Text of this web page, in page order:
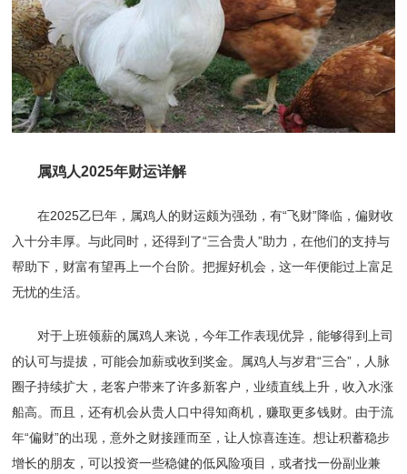
属鸡人2025年财运详解
在2025乙巳年，属鸡人的财运颇为强劲，有“飞财”降临，偏财收
入十分丰厚。与此同时，还得到了“三合贵人”助力，在他们的支持与
帮助下，财富有望再上一个台阶。把握好机会，这一年便能过上富足
无忧的生活。
对于上班领薪的属鸡人来说，今年工作表现优异，能够得到上司
的认可与提拔，可能会加薪或收到奖金。属鸡人与岁君“三合”，人脉
圈子持续扩大，老客户带来了许多新客户，业绩直线上升，收入水涨
船高。而且，还有机会从贵人口中得知商机，赚取更多钱财。由于流
年“偏财”的出现，意外之财接踵而至，让人惊喜连连。想让积蓄稳步
增长的朋友，可以投资一些稳健的低风险项目，或者找一份副业兼